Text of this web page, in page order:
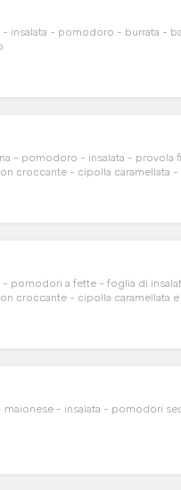
- insalata - pomodoro - burrata -
insalata - provola fior di latte di
croccante - cipolla caramellata -
- pomodori a fette - foglia di
croccante - cipolla caramellata e
maionese - insalata - pomodori